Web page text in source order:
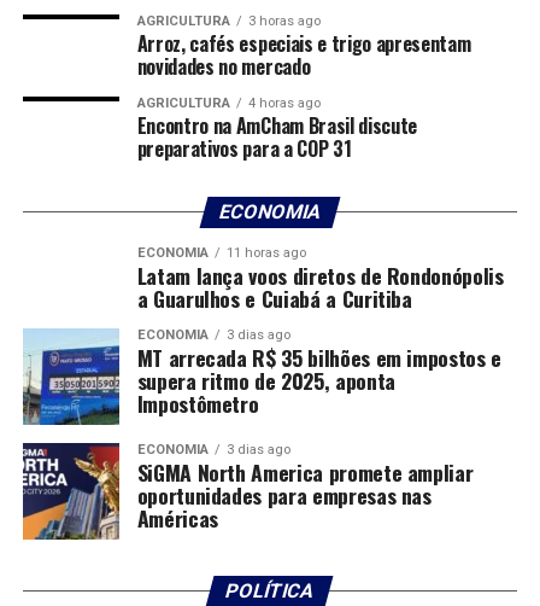
nossa cultura, levando muitos a perder de vista o valor
A trágica história da jovem que aparentava felicidade
nas redes sociais antes de cometer suicídio é um
consequências devastadoras. Quantas outras pessoas
estão aparentando vidas falsas, sacrificando sua
autenticidade em busca de aceitação?
As pessoas se apresentam de maneira seletiva, exibindo
apenas os aspectos mais glamorosos de suas vidas,
enquanto escondem as dificuldades e os fracassos. É fácil
cair na armadilha de acreditar nessas representações
idealizadas, especialmente quando são reforçadas por
promessas vazias de mudança instantânea e sucesso
fácil.
Estamos imersos em um mundo onde a profecia antiga,
registrada em Provérbios e Gálatas, se concretiza: “o
AGRICULTURA 3 horas ago
Arroz, cafés especiais e trigo apresentam
novidades no mercado
AGRICULTURA 4 horas ago
Encontro na AmCham Brasil discute
preparativos para a COP 31
ECONOMIA
ECONOMIA 11 horas ago
Latam lança voos diretos de Rondonópolis
a Guarulhos e Cuiabá a Curitiba
ECONOMIA 3 dias ago
MT arrecada R$ 35 bilhões em impostos e
supera ritmo de 2025, aponta
Impostômetro
ECONOMIA 3 dias ago
SiGMA North America promete ampliar
oportunidades para empresas nas
Américas
POLÍTICA